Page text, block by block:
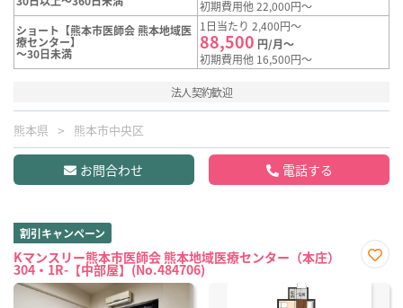
初期費用他 22,000円～
ショート【熊本市医師会 熊本地域医
療センター】
～30日未満
1日当たり 2,400円～
88,500 円/月～
初期費用他 16,500円～
法人契約歓迎
熊本県 熊本市中央区
お問合わせ 電話する
割引キャンペーン
Kマンスリー熊本市医師会 熊本地域医療センター（本庄）
304・1R-【中部屋】(No.484706)
に入